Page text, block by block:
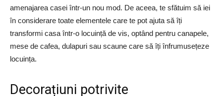
amenajarea casei într-un nou mod. De aceea, te sfătuim să iei
în considerare toate elementele care te pot ajuta să îți
transformi casa într-o locuință de vis, optând pentru canapele,
mese de cafea, dulapuri sau scaune care să îți înfrumusețeze
locuința.
Decorațiuni potrivite